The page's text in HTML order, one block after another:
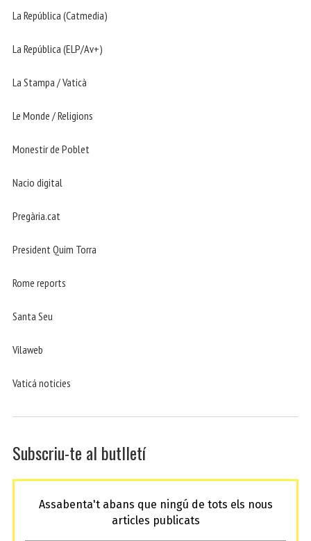
La República (Catmedia)
La República (ELP/Av+)
La Stampa / Vaticà
Le Monde / Religions
Monestir de Poblet
Nacio digital
Pregària.cat
President Quim Torra
Rome reports
Santa Seu
Vilaweb
Vaticá noticies
Subscriu-te al butlletí
Assabenta't abans que ningú de tots els nous
articles publicats